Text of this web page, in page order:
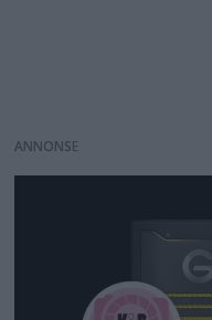
ANNONS